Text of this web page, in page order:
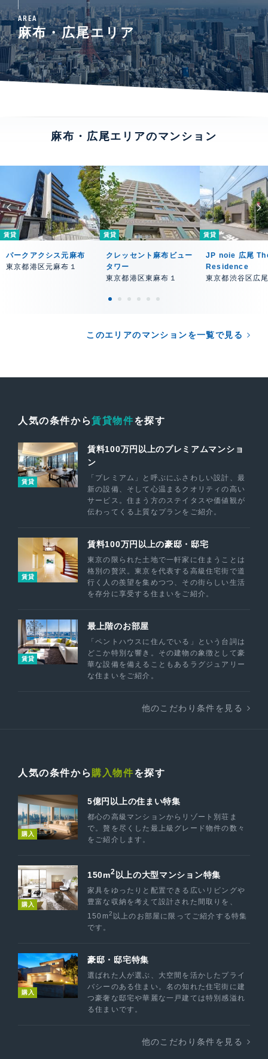
AREA
麻布・広尾エリア
麻布・広尾エリアのマンション
賃貸
パークアクシス元麻布
東京都港区元麻布１
賃貸
クレッセント麻布ビュー
タワー
東京都港区東麻布１
賃貸
JP noie 広尾
Residence
東京都渋谷区広
このエリアのマンションを一覧で見る
人気の条件から賃貸物件を探す
賃貸
賃料100万円以上のプレミアムマンショ
ン
「プレミアム」と呼ぶにふさわしい設計、最
新の設備、そして心温まるクオリティの高い
サービス。住まう方のステイタスや価値観が
伝わってくる上質なプランをご紹介。
賃貸
賃料100万円以上の豪邸・邸宅
東京の限られた土地で一軒家に住まうことは
格別の贅沢。東京を代表する高級住宅街で道
行く人の羨望を集めつつ、その街らしい生活
を存分に享受する住まいをご紹介。
賃貸
最上階のお部屋
「ペントハウスに住んでいる」という台詞は
どこか特別な響き。その建物の象徴として豪
華な設備を備えることもあるラグジュアリー
な住まいをご紹介。
他のこだわり条件を見る
人気の条件から 購入物件を探す
購入
5億円以上の住まい特集
都心の高級マンションからリゾート別荘ま
で。贅を尽くした最上級グレード物件の数々
をご紹介します。
購入
150m2 以上の大型マンション特集
家具をゆったりと配置できる広いリビングや
豊富な収納を考えて設計された間取りを、
150m2 以上のお部屋に限ってご紹介する特集
です。
購入
豪邸・邸宅特集
選ばれた人が選ぶ、大空間を活かしたプライ
バシーのある住まい。名の知れた住宅街に建
つ豪奢な邸宅や華麗な一戸建ては特別感溢れ
る住まいです。
他のこだわり条件を見る